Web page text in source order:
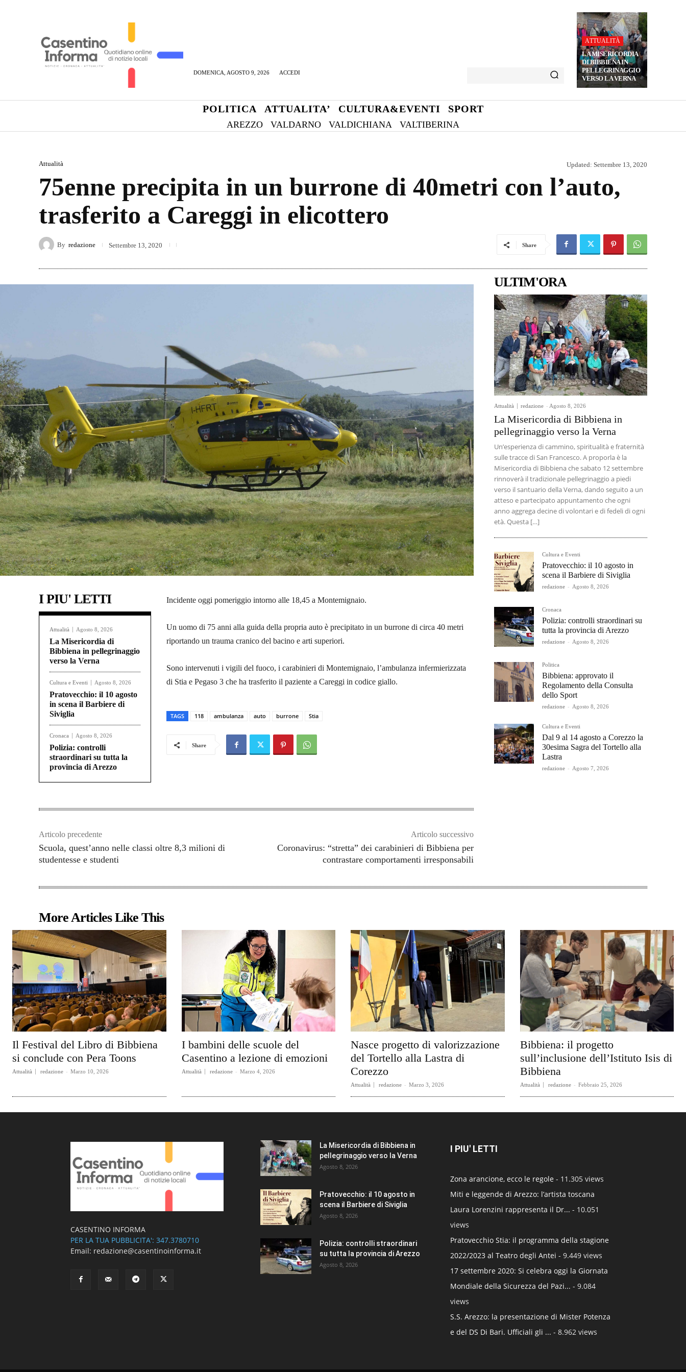
DOMENICA, AGOSTO 9, 2026 ACCEDI
ATTUALITÀ
LA MISERICORDIA
DI BIBBIENA IN
PELLEGRINAGGIO
VERSO LA VERNA
POLITICA ATTUALITA’ CULTURA&EVENTI SPORT
AREZZO VALDARNO VALDICHIANA VALTIBERINA
Attualità Updated: Settembre 13, 2020
75enne precipita in un burrone di 40metri con l’auto,
trasferito a Careggi in elicottero
By redazione Settembre 13, 2020 Share
I PIU' LETTI
Attualità Agosto 8, 2026
La Misericordia di
Bibbiena in pellegrinaggio
verso la Verna
Cultura e Eventi Agosto 8, 2026
Pratovecchio: il 10 agosto
in scena il Barbiere di
Siviglia
Cronaca Agosto 8, 2026
Polizia: controlli
straordinari su tutta la
provincia di Arezzo
Incidente oggi pomeriggio intorno alle 18,45 a Montemignaio.
Un uomo di 75 anni alla guida della propria auto è precipitato in un burrone di circa 40 metri
riportando un trauma cranico del bacino e arti superiori.
Sono intervenuti i vigili del fuoco, i carabinieri di Montemignaio, l’ambulanza infermierizzata
di Stia e Pegaso 3 che ha trasferito il paziente a Careggi in codice giallo.
TAGS 118 ambulanza auto burrone Stia
Share
Articolo precedente
Scuola, quest’anno nelle classi oltre 8,3 milioni di
studentesse e studenti
Articolo successivo
Coronavirus: “stretta” dei carabinieri di Bibbiena per
contrastare comportamenti irresponsabili
ULTIM'ORA
Attualità redazione - Agosto 8, 2026
La Misericordia di Bibbiena in
pellegrinaggio verso la Verna
Un’esperienza di cammino, spiritualità e fraternità
sulle tracce di San Francesco. A proporla è la
Misericordia di Bibbiena che sabato 12 settembre
rinnoverà il tradizionale pellegrinaggio a piedi
verso il santuario della Verna, dando seguito a un
atteso e partecipato appuntamento che ogni
anno aggrega decine di volontari e di fedeli di ogni
età. Questa […]
Cultura e Eventi
Pratovecchio: il 10 agosto in
scena il Barbiere di Siviglia
redazione - Agosto 8, 2026
Cronaca
Polizia: controlli straordinari su
tutta la provincia di Arezzo
redazione - Agosto 8, 2026
Politica
Bibbiena: approvato il
Regolamento della Consulta
dello Sport
redazione - Agosto 8, 2026
Cultura e Eventi
Dal 9 al 14 agosto a Corezzo la
30esima Sagra del Tortello alla
Lastra
redazione - Agosto 7, 2026
More Articles Like This
Il Festival del Libro di Bibbiena
si conclude con Pera Toons
Attualità redazione - Marzo 10, 2026
I bambini delle scuole del
Casentino a lezione di emozioni
Attualità redazione - Marzo 4, 2026
Nasce progetto di valorizzazione
del Tortello alla Lastra di
Corezzo
Attualità redazione - Marzo 3, 2026
Bibbiena: il progetto
sull’inclusione dell’Istituto Isis di
Bibbiena
Attualità redazione - Febbraio 25, 2026
CASENTINO INFORMA
PER LA TUA PUBBLICITA': 347.3780710
Email: redazione@casentinoinforma.it
La Misericordia di Bibbiena in
pellegrinaggio verso la Verna
Agosto 8, 2026
Pratovecchio: il 10 agosto in
scena il Barbiere di Siviglia
Agosto 8, 2026
Polizia: controlli straordinari
su tutta la provincia di Arezzo
Agosto 8, 2026
I PIU' LETTI
Zona arancione, ecco le regole - 11.305 views
Miti e leggende di Arezzo: l’artista toscana
Laura Lorenzini rappresenta il Dr... - 10.051
views
Pratovecchio Stia: il programma della stagione
2022/2023 al Teatro degli Antei - 9.449 views
17 settembre 2020: Si celebra oggi la Giornata
Mondiale della Sicurezza del Pazi... - 9.084
views
S.S. Arezzo: la presentazione di Mister Potenza
e del DS Di Bari. Ufficiali gli ... - 8.962 views